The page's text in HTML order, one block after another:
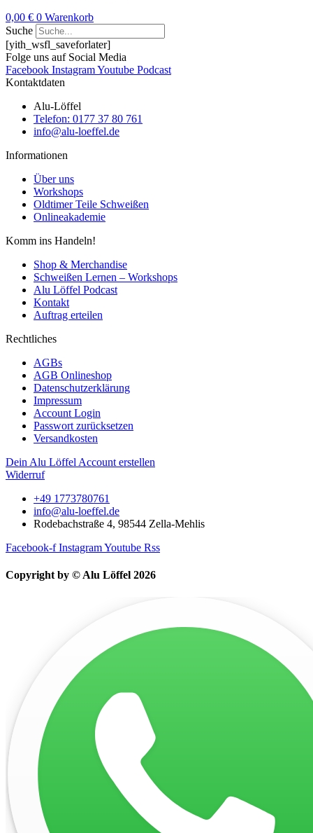
0,00 € 0 Warenkorb
Suche
[yith_wsfl_saveforlater]
Folge uns auf Social Media
Facebook InstagramYoutube Podcast
Kontaktdaten
Alu-Löffel
Telefon: 0177 37 80 761
info@alu-loeffel.de
Informationen
Über uns
Workshops
Oldtimer Teile Schweißen
Onlineakademie
Komm ins Handeln!
Shop & Merchandise
Schweißen Lernen – Workshops
Alu Löffel Podcast
Kontakt
Auftrag erteilen
Rechtliches
AGBs
AGB Onlineshop
Datenschutzerklärung
Impressum
Account Login
Passwort zurücksetzen
Versandkosten
Dein Alu Löffel Account erstellen
Widerruf
+49 1773780761
info@alu-loeffel.de
Rodebachstraße 4, 98544 Zella-Mehlis
Facebook-f InstagramYoutube Rss
Copyright by © Alu Löffel 2026